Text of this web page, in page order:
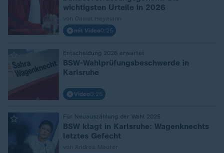
wichtigsten Urteile in 2026
mit Video0:25
Entscheidung 2026 erwartet
BSW-Wahlprüfungsbeschwerde in
Karlsruhe
Video0:25
Für Neuauszählung der Wahl 2025
:
BSW klagt in Karlsruhe: Wagenknechts
letztes Gefecht